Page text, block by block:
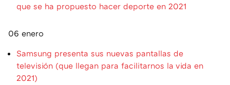
que se ha propuesto hacer deporte en 2021
06 enero
Samsung presenta sus nuevas pantallas de
televisión (que llegan para facilitarnos la vida en
2021)